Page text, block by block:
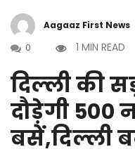
Aagaaz First News
0
1 MIN READ
दिल्ली की
दौड़ेगी 500
बसें,दिल्ली